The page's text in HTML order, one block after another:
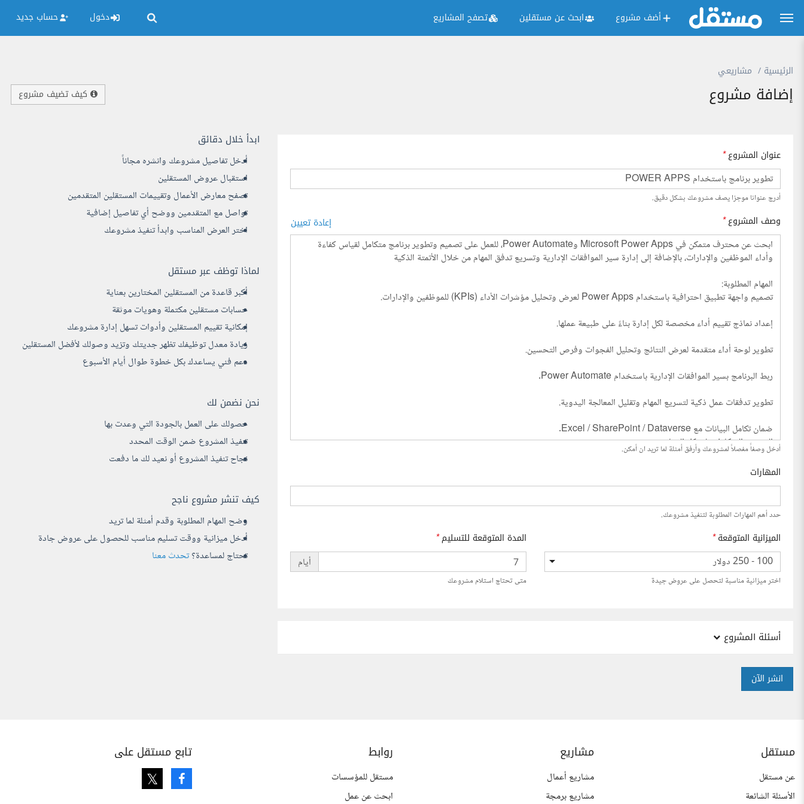
أضف مشروع ابحث عن مستقلين تصفح المشاريع دخول حساب جديد
الرئيسية مشاريعي
إضافة مشروع كيف تضيف مشروع
ابدأ خلال دقائق
أدخل تفاصيل مشروعك وانشره مجاناً
استقبال عروض المستقلين
تصفح معارض الأعمال وتقييمات المستقلين المتقدمين
تواصل مع المتقدمين ووضح أي تفاصيل إضافية
اختر العرض المناسب وابدأ تنفيذ مشروعك
لماذا توظف عبر مستقل
أكبر قاعدة من المستقلين المختارين بعناية
حسابات مستقلين مكتملة وهويات موثقة
إمكانية تقييم المستقلين وأدوات تسهل إدارة مشروعك
زيادة معدل توظيفك تظهر جديتك وتزيد وصولك لأفضل المستقلين
دعم فني يساعدك بكل خطوة طوال أيام الأسبوع
نحن نضمن لك
حصولك على العمل بالجودة التي وعدت بها
تنفيذ المشروع ضمن الوقت المحدد
نجاح تنفيذ المشروع أو نعيد لك ما دفعت
كيف تنشر مشروع ناجح
وضح المهام المطلوبة وقدم أمثلة لما تريد
أدخل ميزانية ووقت تسليم مناسب للحصول على عروض جادة
تحتاج لمساعدة؟تحدث معنا
عنوان المشروع*
أدرج عنوانا موجزا يصف مشروعك بشكل دقيق.
وصف المشروع* إعادة تعيين
أدخل وصفاً مفصلاً لمشروعك وأرفق أمثلة لما تريد ان أمكن.
المهارات
حدد أهم المهارات المطلوبة لتنفيذ مشروعك.
الميزانية المتوقعة*
100 - 250 دولار
اختر ميزانية مناسبة لتحصل على عروض جيدة
المدة المتوقعة للتسليم*
أيام
متى تحتاج استلام مشروعك
أسئلة المشروع
انشر الآن
مستقل
عن مستقل
الأسئلة الشائعة
مشاريع
مشاريع أعمال
مشاريع برمجة
روابط
مستقل للمؤسسات
ابحث عن عمل
تابع مستقل على
Facebook
Twitter